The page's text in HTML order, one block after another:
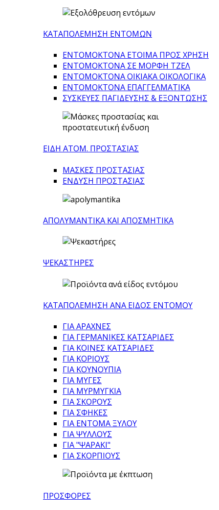
ΚΑΤΑΠΟΛΕΜΗΣΗ ΕΝΤΟΜΩΝ
ΕΝΤΟΜΟΚΤΟΝΑ ΕΤΟΙΜΑ ΠΡΟΣ ΧΡΗΣΗ
ΕΝΤΟΜΟΚΤΟΝΑ ΣΕ ΜΟΡΦΗ ΤΖΕΛ
ΕΝΤΟΜΟΚΤΟΝΑ ΟΙΚΙΑΚΑ ΟΙΚΟΛΟΓΙΚΑ
ΕΝΤΟΜΟΚΤΟΝΑ ΕΠΑΓΓΕΛΜΑΤΙΚΑ
ΣΥΣΚΕΥΕΣ ΠΑΓΙΔΕΥΣΗΣ & ΕΞΟΝΤΩΣΗΣ
ΕΙΔΗ ΑΤΟΜ. ΠΡΟΣΤΑΣΙΑΣ
ΜΑΣΚΕΣ ΠΡΟΣΤΑΣΙΑΣ
ΕΝΔΥΣΗ ΠΡΟΣΤΑΣΙΑΣ
ΑΠΟΛΥΜΑΝΤΙΚΑ ΚΑΙ ΑΠΟΣΜΗΤΙΚΑ
ΨΕΚΑΣΤΗΡΕΣ
ΚΑΤΑΠΟΛΕΜΗΣΗ ΑΝΑ ΕΙΔΟΣ ΕΝΤΟΜΟΥ
ΓΙΑ ΑΡΑΧΝΕΣ
ΓΙΑ ΓΕΡΜΑΝΙΚΕΣ ΚΑΤΣΑΡΙΔΕΣ
ΓΙΑ ΚΟΙΝΕΣ ΚΑΤΣΑΡΙΔΕΣ
ΓΙΑ ΚΟΡΙΟΥΣ
ΓΙΑ ΚΟΥΝΟΥΠΙΑ
ΓΙΑ ΜΥΓΕΣ
ΓΙΑ ΜΥΡΜΥΓΚΙΑ
ΓΙΑ ΣΚΟΡΟΥΣ
ΓΙΑ ΣΦΗΚΕΣ
ΓΙΑ ΕΝΤΟΜΑ ΞΥΛΟΥ
ΓΙΑ ΨΥΛΛΟΥΣ
ΓΙΑ "ΨΑΡΑΚΙ"
ΓΙΑ ΣΚΟΡΠΙΟΥΣ
ΠΡΟΣΦΟΡΕΣ